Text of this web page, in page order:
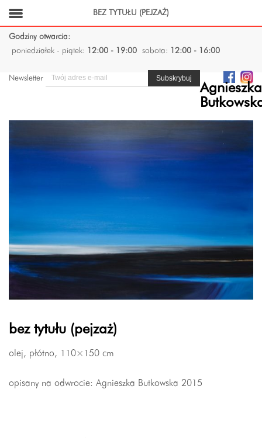
Godziny otwarcia:
poniedziałek - piątek:
12:00 - 19:00 sobota: 12:00 - 16:00
Newsletter
Agnieszka
bez tytułu (pejzaż)
olej, płótno, 110×150 cm
opisany na odwrocie: Agnieszka Butkowska 2015
BEZ TYTUŁU (PEJZAŻ)